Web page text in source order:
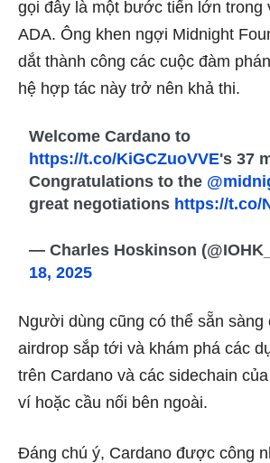
gọi đây là một bước tiến lớn trong
ADA. Ông khen ngợi Midnight
dắt thành công các cuộc đàm
hệ hợp tác này trở nên khả thi.
Welcome Cardano to
https://t.co/KiGCZuoVVE's 37
Congratulations to the
great negotiations https://t.co/
— Charles Hoskinson
18, 2025
Người dùng cũng có thể sẵn sàng
airdrop sắp tới và khám phá các
trên Cardano và các sidechain
ví hoặc cầu nối bên ngoài.
Đáng chú ý, Cardano được công